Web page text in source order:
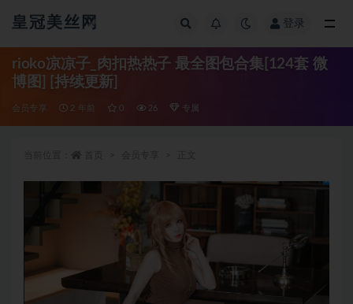
皇冠美丝网 登录
rioko凉凉子_肉扣热热子 最全图包合集[124套 微
博图] [持续更新]
会员专享 2 年前 0 26 专属